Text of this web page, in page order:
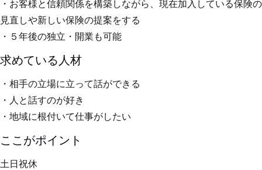
・お客様と信頼関係を構築しながら、現在加入している保険の
見直しや新しい保険の提案をする
・５年後の独立・開業も可能
求めている人材
・相手の立場に立って話ができる
・人と話すのが好き
・地域に根付いて仕事がしたい
ここがポイント
土日祝休